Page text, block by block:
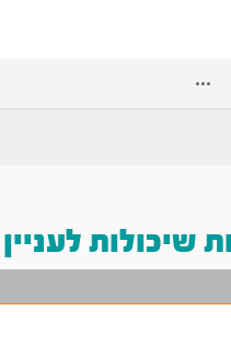
שיכולות